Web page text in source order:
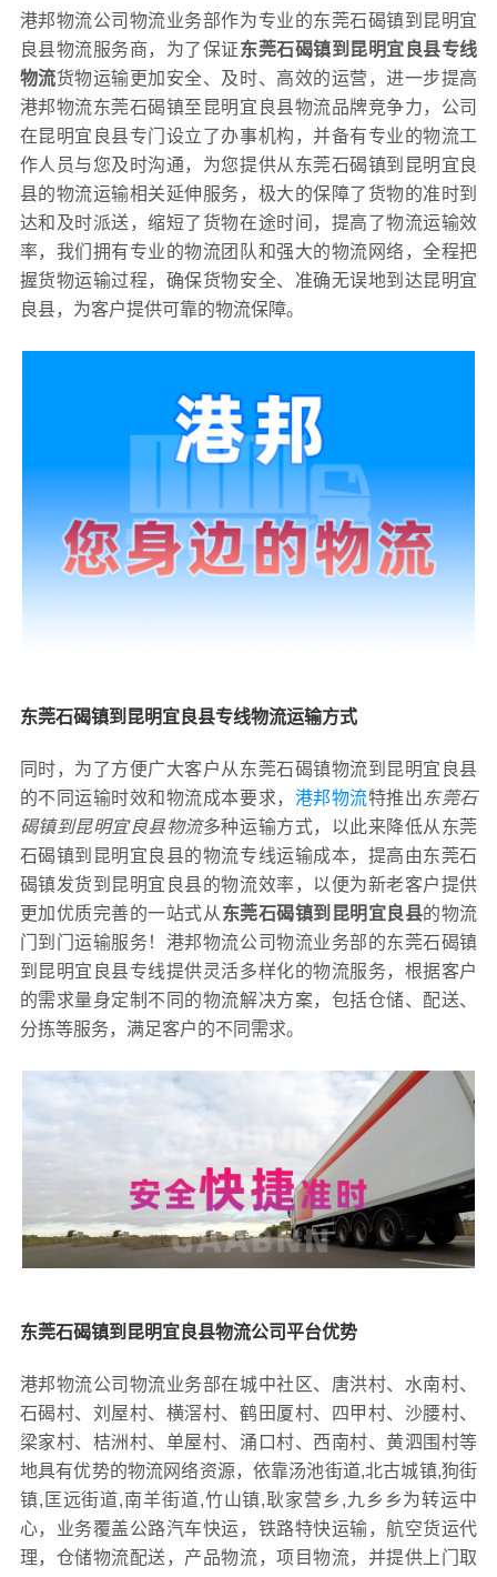
港邦物流公司物流业务部作为专业的东莞石碣镇到昆明宜
良县物流服务商，为了保证东莞石碣镇到昆明宜良县专线
物流货物运输更加安全、及时、高效的运营，进一步提高
港邦物流东莞石碣镇至昆明宜良县物流品牌竞争力，公司
在昆明宜良县专门设立了办事机构，并备有专业的物流工
作人员与您及时沟通，为您提供从东莞石碣镇到昆明宜良
县的物流运输相关延伸服务，极大的保障了货物的准时到
达和及时派送，缩短了货物在途时间，提高了物流运输效
率，我们拥有专业的物流团队和强大的物流网络，全程把
握货物运输过程，确保货物安全、准确无误地到达昆明宜
良县，为客户提供可靠的物流保障。
东莞石碣镇到昆明宜良县专线物流运输方式
同时，为了方便广大客户从东莞石碣镇物流到昆明宜良县
的不同运输时效和物流成本要求， 港邦物流特推出东莞石
碣镇到昆明宜良县物流多种运输方式，以此来降低从东莞
石碣镇到昆明宜良县的物流专线运输成本，提高由东莞石
碣镇发货到昆明宜良县的物流效率，以便为新老客户提供
更加优质完善的一站式从 东莞石碣镇到昆明宜良县的物流
门到门运输服务！港邦物流公司物流业务部的东莞石碣镇
到昆明宜良县专线提供灵活多样化的物流服务，根据客户
的需求量身定制不同的物流解决方案，包括仓储、配送、
分拣等服务，满足客户的不同需求。
东莞石碣镇到昆明宜良县物流公司平台优势
港邦物流公司物流业务部在城中社区、唐洪村、水南村、
石碣村、刘屋村、横滘村、鹤田厦村、四甲村、沙腰村、
梁家村、桔洲村、单屋村、涌口村、西南村、黄泗围村等
地具有优势的物流网络资源，依靠汤池街道,北古城镇,狗街
镇,匡远街道,南羊街道,竹山镇,耿家营乡,九乡乡为转运中
心，业务覆盖公路汽车快运，铁路特快运输，航空货运代
理，仓储物流配送，产品物流，项目物流，并提供上门取